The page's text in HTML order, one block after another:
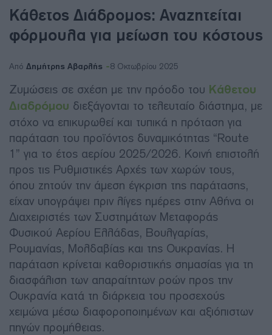
Κάθετος Διάδρομος: Αναζητείται
φόρμουλα για μείωση του κόστους
Από Δημήτρης Αβαρλής 8 Οκτωβρίου 2025
Ζυμώσεις σε σχέση με την πρόοδο του Κάθετου
Διαδρόμου διεξάγονται το τελευταίο διάστημα, με
στόχο να επικυρωθεί και τυπικά η πρόταση για
παράταση του προϊόντος δυναμικότητας “Route
1” για το έτος αερίου 2025/2026. Κοινή επιστολή
προς τις Ρυθμιστικές Αρχές των χωρών τους,
όπου ζητούν την άμεση έγκριση της παράτασης,
είχαν υπογράψει πριν λίγες ημέρες στην Αθήνα οι
Διαχειριστές των Συστημάτων Μεταφοράς
Φυσικού Αερίου Ελλάδας, Βουλγαρίας,
Ρουμανίας, Μολδαβίας και της Ουκρανίας. Η
παράταση κρίνεται καθοριστικής σημασίας για τη
διασφάλιση των απαραίτητων ροών προς την
Ουκρανία κατά τη διάρκεια του προσεχούς
χειμώνα μέσω διαφοροποιημένων και αξιόπιστων
πηγών προμήθειας.